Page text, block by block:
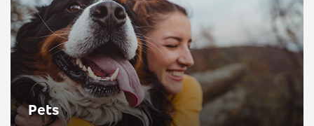
Pets